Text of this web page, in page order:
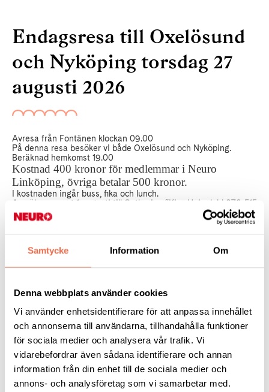
Samtycke Information Om
Denna webbplats använder cookies
Vi använder enhetsidentifierare för att anpassa innehållet
och annonserna till användarna, tillhandahålla funktioner
för sociala medier och analysera vår trafik. Vi
vidarebefordrar även sådana identifierare och annan
information från din enhet till de sociala medier och
annons- och analysföretag som vi samarbetar med.
Endagsresa till Oxelösund
och Nyköping torsdag 27
augusti 2026
Avresa från Fontänen klockan 09.00
På denna resa besöker vi både Oxelösund och Nyköping.
Beräknad hemkomst 19.00
Kostnad 400 kronor för medlemmar i Neuro
Linköping, övriga betalar 500 kronor.
I kostnaden ingår buss, fika och lunch.
Anmälan senast 1 augusti till Catharina “Kia” Heimdahl 070-515
10 70 eller
Ann-Christin Petersén 070- 687 08 36
Resan betalas senast 10 augusti till Neuro
Linköpings postgiro 66 85 64 – 8,
Vi reserverar oss för ev. ändringar i programmet.
Resekommittén
Tipsa